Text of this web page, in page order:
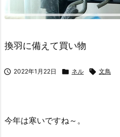
換羽に備えて買い物
 2022年1月22日  ネル  文鳥
今年は寒いですね～。